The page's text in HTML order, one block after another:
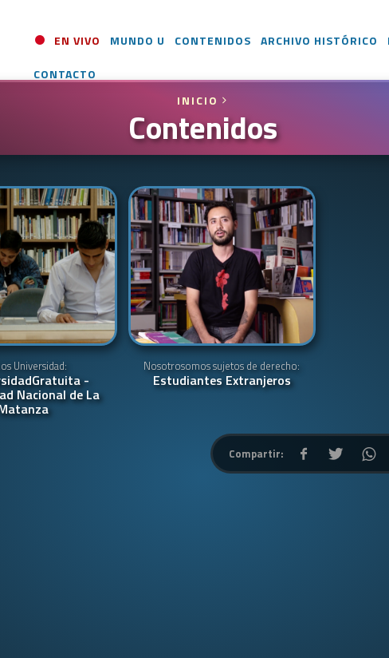
EN VIVO MUNDO U CONTENIDOS ARCHIVO HISTÓRICO
CONTACTO
INICIO
Contenidos
Universidad:
-
Nacional de La
Nosotrosomos sujetos de derecho:
Estudiantes Extranjeros
Compartir: